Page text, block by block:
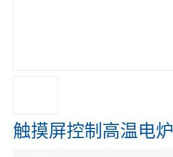
触摸屏控制高温电炉